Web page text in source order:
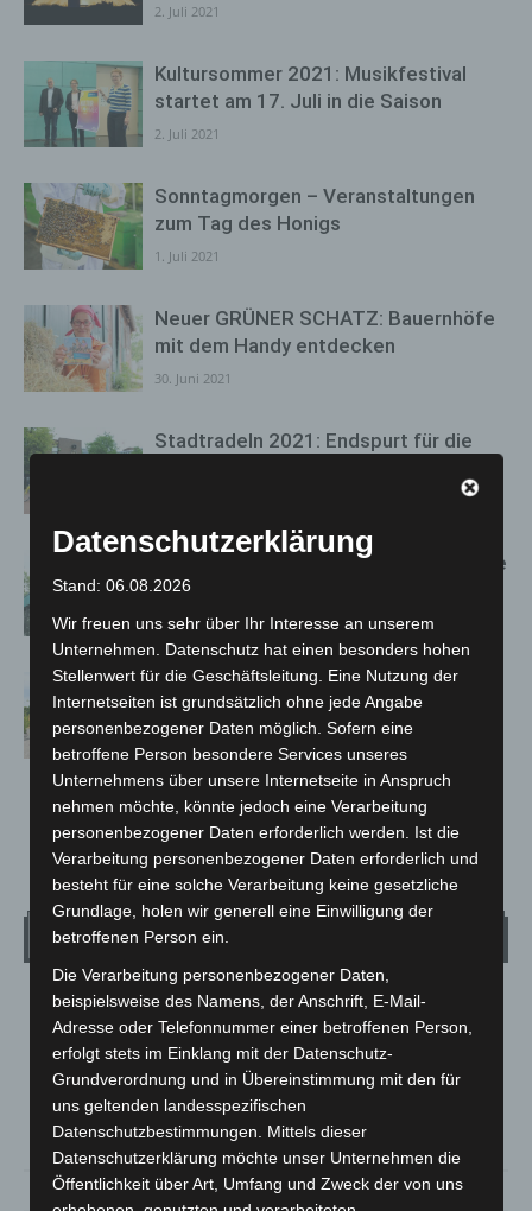
2. Juli 2021
Kultursommer 2021: Musikfestival
startet am 17. Juli in die Saison
2. Juli 2021
Sonntagmorgen – Veranstaltungen
zum Tag des Honigs
1. Juli 2021
Neuer GRÜNER SCHATZ: Bauernhöfe
mit dem Handy entdecken
30. Juni 2021
Stadtradeln 2021: Endspurt für die
Tag der offenen Tür: Auf Spurensuche
durch das Regionshaus
25. Juni 2021
Tag der Architektur am 27. Juni
24. Juni 2021
129
LANGENHAGEN
Mäßig Bewölkt
16.8°C 17.7°
58% 2.2m/s 34%
Datenschutzerklärung
Stand: 06.08.2026
Wir freuen uns sehr über Ihr Interesse an unserem
Unternehmen. Datenschutz hat einen besonders hohen
Stellenwert für die Geschäftsleitung. Eine Nutzung der
Internetseiten ist grundsätzlich ohne jede Angabe
personenbezogener Daten möglich. Sofern eine
betroffene Person besondere Services unseres
Unternehmens über unsere Internetseite in Anspruch
nehmen möchte, könnte jedoch eine Verarbeitung
personenbezogener Daten erforderlich werden. Ist die
Verarbeitung personenbezogener Daten erforderlich und
besteht für eine solche Verarbeitung keine gesetzliche
Grundlage, holen wir generell eine Einwilligung der
betroffenen Person ein.
Die Verarbeitung personenbezogener Daten,
beispielsweise des Namens, der Anschrift, E-Mail-
Adresse oder Telefonnummer einer betroffenen Person,
erfolgt stets im Einklang mit der Datenschutz-
Grundverordnung und in Übereinstimmung mit den für
uns geltenden landesspezifischen
Datenschutzbestimmungen. Mittels dieser
Datenschutzerklärung möchte unser Unternehmen die
Öffentlichkeit über Art, Umfang und Zweck der von uns